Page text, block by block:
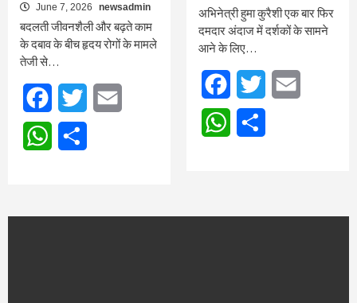
June 7, 2026 newsadmin
बदलती जीवनशैली और बढ़ते काम
के दबाव के बीच हृदय रोगों के मामले
तेजी से…
FacebookTwitter
WhatsApp
अभिनेत्री हुमा कुरैशी एक बार फिर
दमदार अंदाज में दर्शकों के सामने
आने के लिए…
FacebookTwitter
WhatsApp